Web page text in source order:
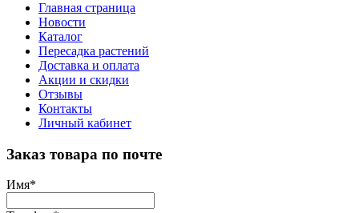
Главная страница
Новости
Каталог
Пересадка растений
Доставка и оплата
Акции и скидки
Отзывы
Контакты
Личный кабинет
Заказ товара по почте
Имя*